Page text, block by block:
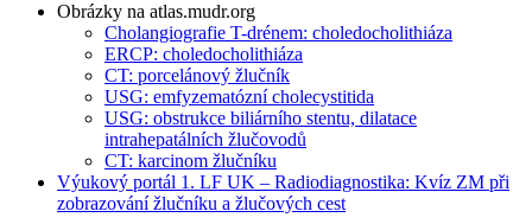
Obrázky na atlas.mudr.org
Cholangiografie T-drénem: choledocholithiáza
ERCP: choledocholithiáza
CT: porcelánový žlučník
USG: emfyzematózní cholecystitida
USG: obstrukce biliárního stentu, dilatace
intrahepatálních žlučovodů
CT: karcinom žlučníku
Výukový portál 1. LF UK – Radiodiagnostika: Kvíz ZM při
zobrazování žlučníku a žlučových cest